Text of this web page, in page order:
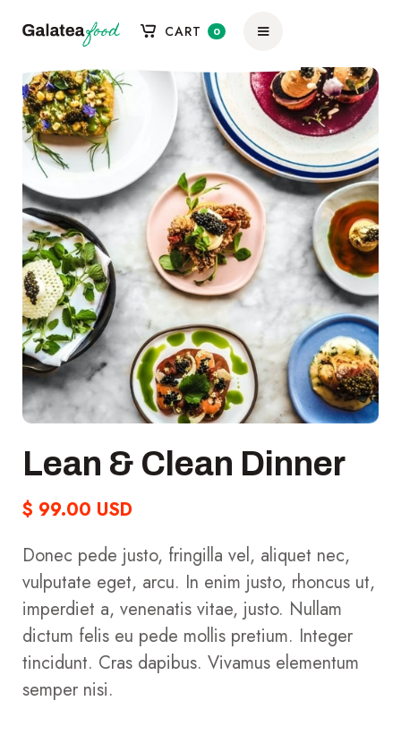
CART 0
Lean & Clean Dinner
$ 99.00 USD
Donec pede justo, fringilla vel, aliquet nec,
vulputate eget, arcu. In enim justo, rhoncus ut,
imperdiet a, venenatis vitae, justo. Nullam
dictum felis eu pede mollis pretium. Integer
tincidunt. Cras dapibus. Vivamus elementum
semper nisi.